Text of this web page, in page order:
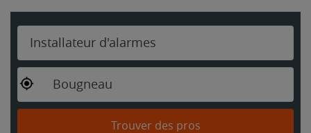
Installateur d'alarmes
Bougneau
Trouver des pros